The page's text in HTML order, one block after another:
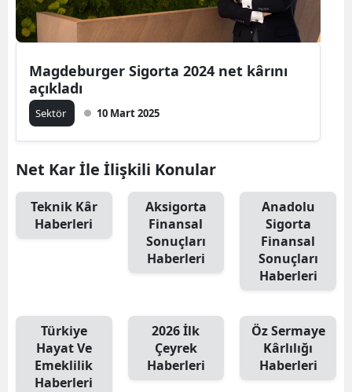
Magdeburger Sigorta 2024 net kârını
açıkladı
Sektör 10 Mart 2025
Net Kar İle İlişkili Konular
Teknik Kâr
Haberleri
Aksigorta
Finansal
Sonuçları
Haberleri
Anadolu
Sigorta
Finansal
Sonuçları
Haberleri
Türkiye
Hayat Ve
Emeklilik
Haberleri
2026 İlk
Çeyrek
Haberleri
Öz Sermaye
Kârlılığı
Haberleri